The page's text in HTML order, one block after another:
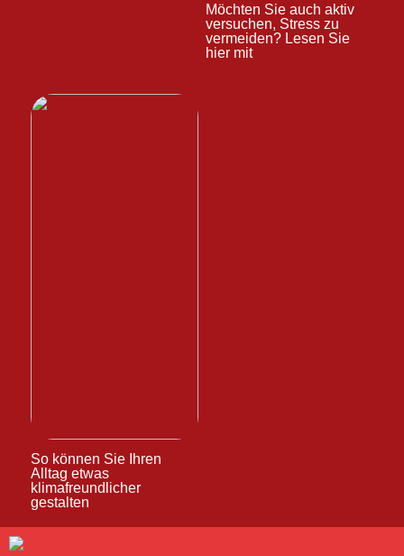
Möchten Sie auch aktiv
versuchen, Stress zu
vermeiden? Lesen Sie
hier mit
So können Sie Ihren
Alltag etwas
klimafreundlicher
gestalten